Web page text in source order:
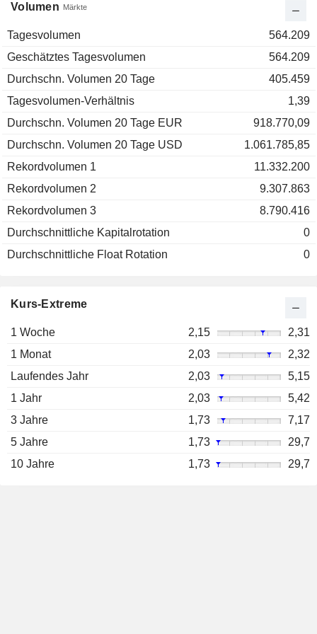
Volumen Märkte
Tagesvolumen
564.209
Geschätztes Tagesvolumen
564.209
Durchschn. Volumen 20 Tage
405.459
Tagesvolumen-Verhältnis
1,39
Durchschn. Volumen 20 Tage EUR
918.770,09
Durchschn. Volumen 20 Tage USD
1.061.785,85
Rekordvolumen 1
11.332.200
Rekordvolumen 2
9.307.863
Rekordvolumen 3
8.790.416
Durchschnittliche Kapitalrotation
0
Durchschnittliche Float Rotation
0
Kurs-Extreme
1 Woche 2,15
2,31
1 Monat
2,03
2,32
Laufendes Jahr
2,03
5,15
1 Jahr
2,03
5,42
3 Jahre
1,73
7,17
5 Jahre
1,73
29,7
10 Jahre
1,73 29,7